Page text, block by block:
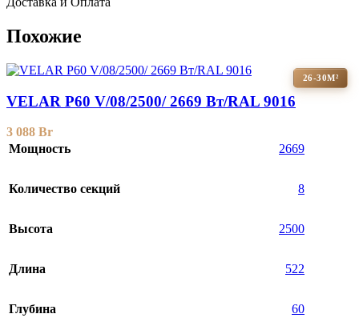
Похожие
26-30М²
VELAR P60 V/08/2500/ 2669 Bт/RAL 9016
3 088 Br
Мощность
2669
Количество секций 8
Высота 2500
Длина 522
Глубина 60